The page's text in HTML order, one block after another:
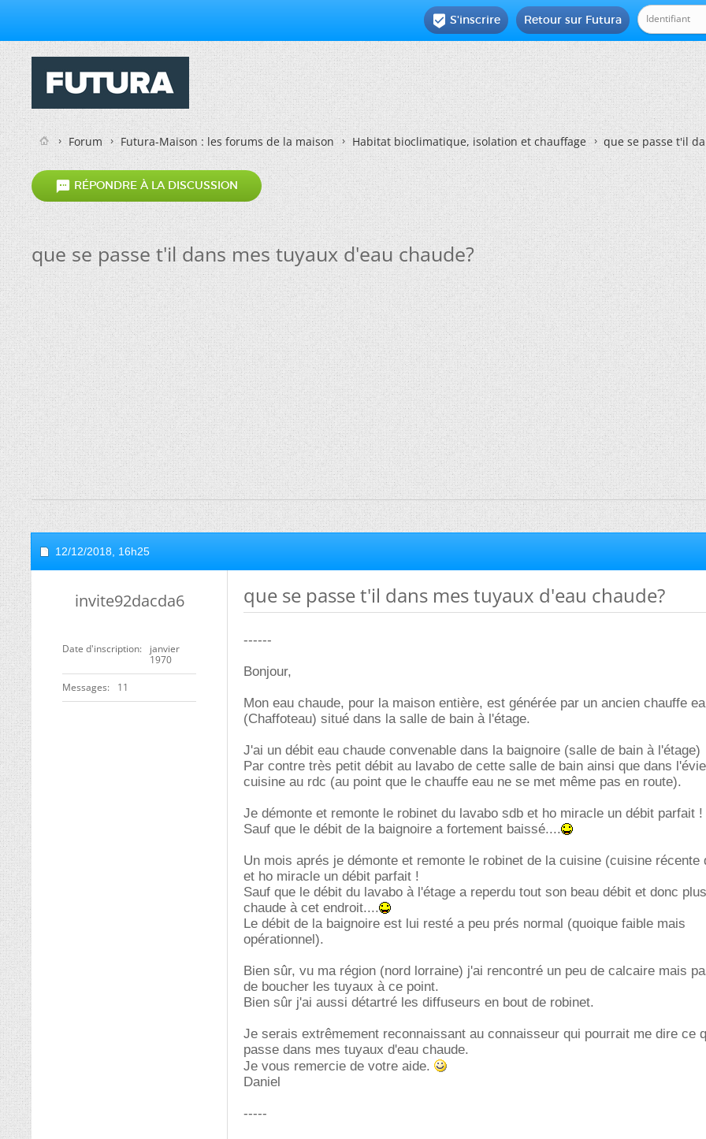
Retour sur Futura
 S'inscrire
Forum Futura-Maison : les forums de la maison Habitat bioclimatique, isolation et chauffage que se passe t'il
 RÉPONDRE À LA DISCUSSION
que se passe t'il dans mes tuyaux d'eau chaude?
12/12/2018, 16h25
invite92dacda6
Date d'inscription
janvier
1970
Messages 11
que se passe t'il dans mes tuyaux d'eau chaude?
------
Bonjour,
Mon eau chaude, pour la maison entière, est générée par un ancien chauffe
(Chaffoteau) situé dans la salle de bain à l'étage.
J'ai un débit eau chaude convenable dans la baignoire (salle de bain à l'étage)
Par contre très petit débit au lavabo de cette salle de bain ainsi que dans
cuisine au rdc (au point que le chauffe eau ne se met même pas en route).
Je démonte et remonte le robinet du lavabo sdb et ho miracle un débit parfait !
Sauf que le débit de la baignoire a fortement baissé....
Un mois aprés je démonte et remonte le robinet de la cuisine (cuisine récente
et ho miracle un débit parfait !
Sauf que le débit du lavabo à l'étage a reperdu tout son beau débit et donc
chaude à cet endroit....
Le débit de la baignoire est lui resté a peu prés normal (quoique faible mais
opérationnel).
Bien sûr, vu ma région (nord lorraine) j'ai rencontré un peu de calcaire mais
de boucher les tuyaux à ce point.
Bien sûr j'ai aussi détartré les diffuseurs en bout de robinet.
Je serais extrêmement reconnaissant au connaisseur qui pourrait me dire ce
passe dans mes tuyaux d'eau chaude.
Je vous remercie de votre aide.
Daniel
-----